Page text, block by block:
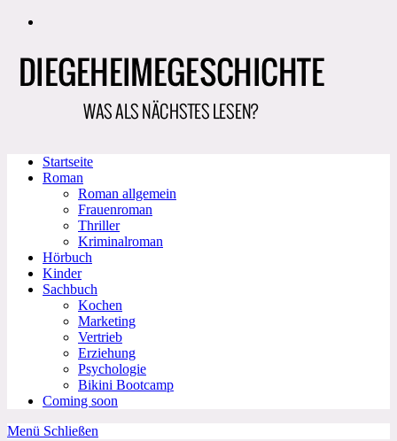
Zum
Startseite
Roman
Roman allgemein
Frauenroman
Thriller
Kriminalroman
Hörbuch
Kinder
Sachbuch
Kochen
Marketing
Vertrieb
Erziehung
Psychologie
Bikini Bootcamp
Coming soon
Menü Schließen